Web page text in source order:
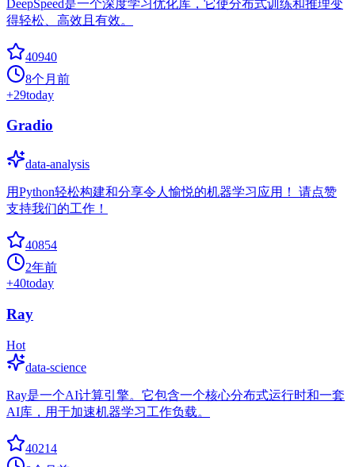
DeepSpeed是一个深度学习优化库，它使分布式训练和推理变
得轻松、高效且有效。
40940
8个月前
+29today
Gradio
data-analysis
用Python轻松构建和分享令人愉悦的机器学习应用！ 请点赞
支持我们的工作！
40854
2年前
+40today
Ray
Hot
data-science
Ray是一个AI计算引擎。它包含一个核心分布式运行时和一套
AI库，用于加速机器学习工作负载。
40214